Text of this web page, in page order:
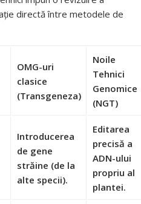
directă între metodele de
OMG-uri
clasice
(Transgeneza)
Noile
Tehnici
Genomice
(NGT)
Introducerea
de gene
străine (de la
alte specii).
Editarea
precisă a
ADN-ului
propriu al
plantei.